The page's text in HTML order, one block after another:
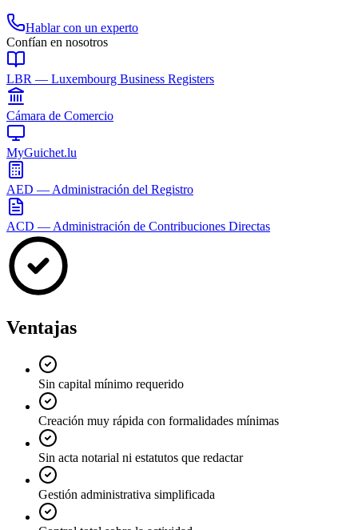
Hablar con un experto
Confían en nosotros
LBR — Luxembourg Business Registers
Cámara de Comercio
MyGuichet.lu
AED — Administración del Registro
ACD — Administración de Contribuciones Directas
Ventajas
Sin capital mínimo requerido
Creación muy rápida con formalidades mínimas
Sin acta notarial ni estatutos que redactar
Gestión administrativa simplificada